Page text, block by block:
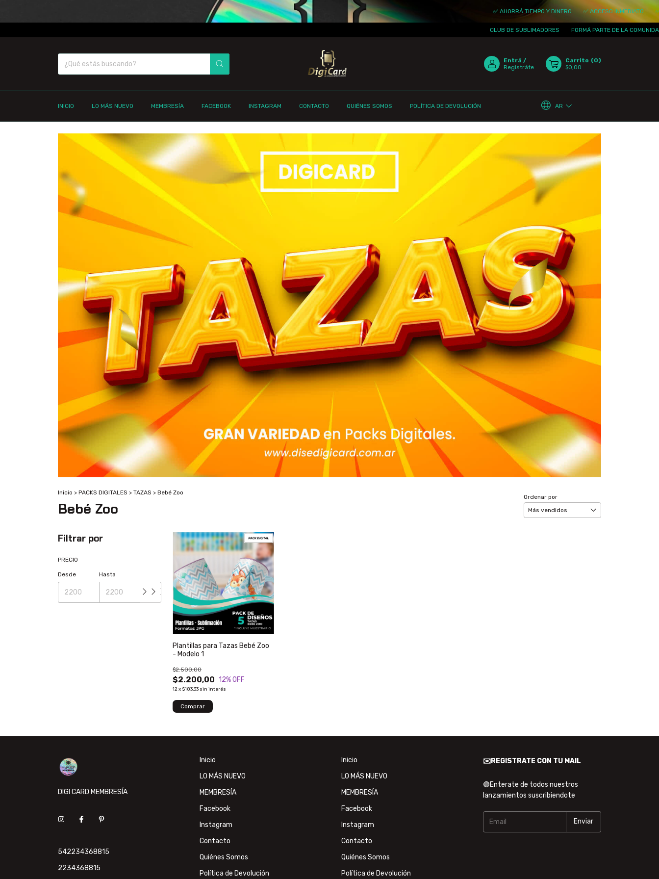
✅ AHORRÁ TIEMPO Y DINERO ✅ ACCESO INMEDIATO ✅
CLUB DE SUBLIMADORES FORMÁ PARTE DE LA COMUNIDAD ¡TE
Entrá /
Registráte
Carrito (0)
$0,00
INICIO LO MÁS NUEVO MEMBRESÍA FACEBOOK INSTAGRAM CONTACTO QUIÉNES SOMOS POLÍTICA DE DEVOLUCIÓN AR
Inicio > PACKS DIGITALES > TAZAS > Bebé Zoo
Bebé Zoo
Ordenar por
Filtrar por
PRECIO
Desde Hasta
Plantillas para Tazas Bebé Zoo
- Modelo 1
$2.200,00
$2.500,00
12% OFF
12x $183,33 sin interés
DIGI CARD MEMBRESÍA
542234368815
2234368815
Inicio
LO MÁS NUEVO
MEMBRESÍA
Facebook
Instagram
Contacto
Quiénes Somos
Política de Devolución
Inicio
LO MÁS NUEVO
MEMBRESÍA
Facebook
Instagram
Contacto
Quiénes Somos
Política de Devolución
✉️REGISTRATE CON TU MAIL
🟢Enterate de todos nuestros
lanzamientos suscribiendote